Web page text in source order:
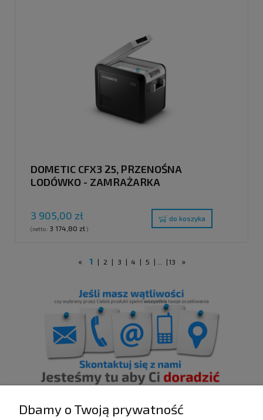
DOMETIC CFX3 25, PRZENOŚNA
LODÓWKO - ZAMRAŻARKA
3 905,00 zł
(netto: 3 174,80 zł)
do koszyka
« 1 | 2 | 3 | 4 | 5 | | 13 »
Dbamy o Twoją prywatność